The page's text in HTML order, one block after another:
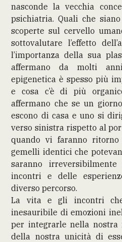
nasconde la vecchia
psichiatria. Quali che
scoperte sul cervello
sottovalutare l’effetto
l’importanza della sua
affermano da molti
epigenetica è spesso più
e cosa c’è di più
affermano che se un
escono di casa e uno si
verso sinistra rispetto al
quando vi faranno
gemelli identici che
saranno
incontri e delle
diverso percorso.
La vita e gli incontri
inesauribile di emozioni
per integrarle nella
della nostra unicità di